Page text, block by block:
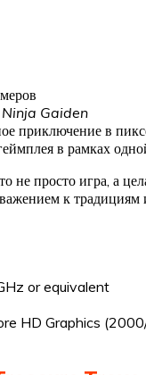
Ninja Gaiden
приключение в
в рамках
не просто игра, а
к
or equivalent
HD Graphics